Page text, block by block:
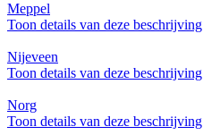
Meppel
Toon details van deze beschrijving
Nijeveen
Toon details van deze beschrijving
Norg
Toon details van deze beschrijving